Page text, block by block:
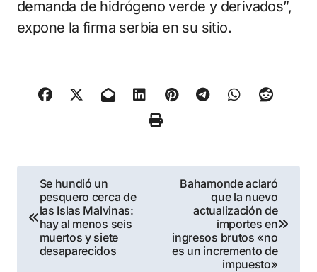
demanda de hidrógeno verde y derivados”,
expone la firma serbia en su sitio.
Navegación
de
entradas
Se hundió un
pesquero cerca de
las Islas Malvinas:
hay al menos seis
muertos y siete
desaparecidos
Bahamonde aclaró
que la nuevo
actualización de
importes en
ingresos brutos «no
es un incremento de
impuesto»